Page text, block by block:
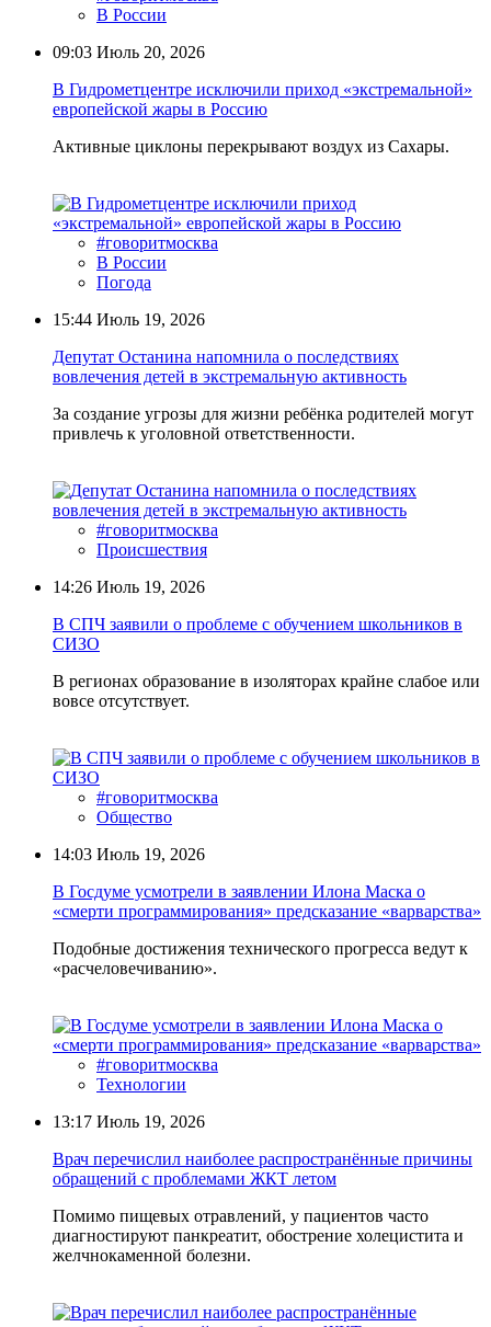
В России
09:03 Июль 20, 2026
В Гидрометцентре исключили приход «экстремальной»
европейской жары в Россию
Активные циклоны перекрывают воздух из Сахары.
#говоритмосква
В России
Погода
15:44 Июль 19, 2026
Депутат Останина напомнила о последствиях
вовлечения детей в экстремальную активность
За создание угрозы для жизни ребёнка родителей могут
привлечь к уголовной ответственности.
#говоритмосква
Происшествия
14:26 Июль 19, 2026
В СПЧ заявили о проблеме с обучением школьников в
СИЗО
В регионах образование в изоляторах крайне слабое или
вовсе отсутствует.
#говоритмосква
Общество
14:03 Июль 19, 2026
В Госдуме усмотрели в заявлении Илона Маска о
«смерти программирования» предсказание «варварства»
Подобные достижения технического прогресса ведут к
«расчеловечиванию».
#говоритмосква
Технологии
13:17 Июль 19, 2026
Врач перечислил наиболее распространённые причины
обращений с проблемами ЖКТ летом
Помимо пищевых отравлений, у пациентов часто
диагностируют панкреатит, обострение холецистита и
желчнокаменной болезни.